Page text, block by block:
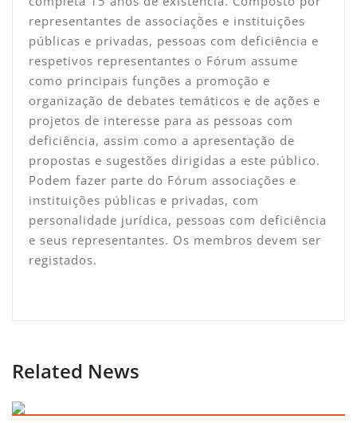
representantes de associações e instituições
públicas e privadas, pessoas com deficiência e
respetivos representantes o Fórum assume
como principais funções a promoção e
organização de debates temáticos e de ações e
projetos de interesse para as pessoas com
deficiência, assim como a apresentação de
propostas e sugestões dirigidas a este público.
Podem fazer parte do Fórum associações e
instituições públicas e privadas, com
personalidade jurídica, pessoas com deficiência
e seus representantes. Os membros devem ser
registados.
Related News